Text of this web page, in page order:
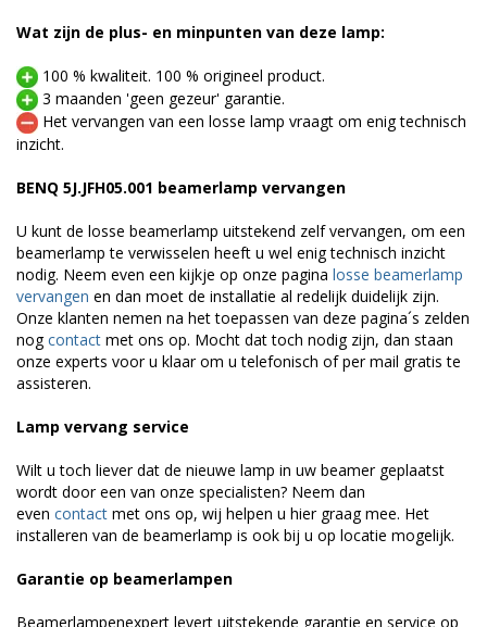
Wat zijn de plus- en minpunten van deze lamp:
100 % kwaliteit. 100 % origineel product.
3 maanden 'geen gezeur' garantie.
Het vervangen van een losse lamp vraagt om enig technisch
inzicht.
BENQ 5J.JFH05.001 beamerlamp vervangen
U kunt de losse beamerlamp uitstekend zelf vervangen, om een
beamerlamp te verwisselen heeft u wel enig technisch inzicht
nodig. Neem even een kijkje op onze pagina losse beamerlamp
vervangen en dan moet de installatie al redelijk duidelijk zijn.
Onze klanten nemen na het toepassen van deze pagina´s zelden
nogcontact met ons op. Mocht dat toch nodig zijn, dan staan
onze experts voor u klaar om u telefonisch of per mail gratis te
assisteren.
Lamp vervang service
Wilt u toch liever dat de nieuwe lamp in uw beamer geplaatst
wordt door een van onze specialisten? Neem dan
even contact met ons op, wij helpen u hier graag mee. Het
installeren van de beamerlamp is ook bij u op locatie mogelijk.
Garantie op beamerlampen
Beamerlampenexpert levert uitstekende garantie en service op